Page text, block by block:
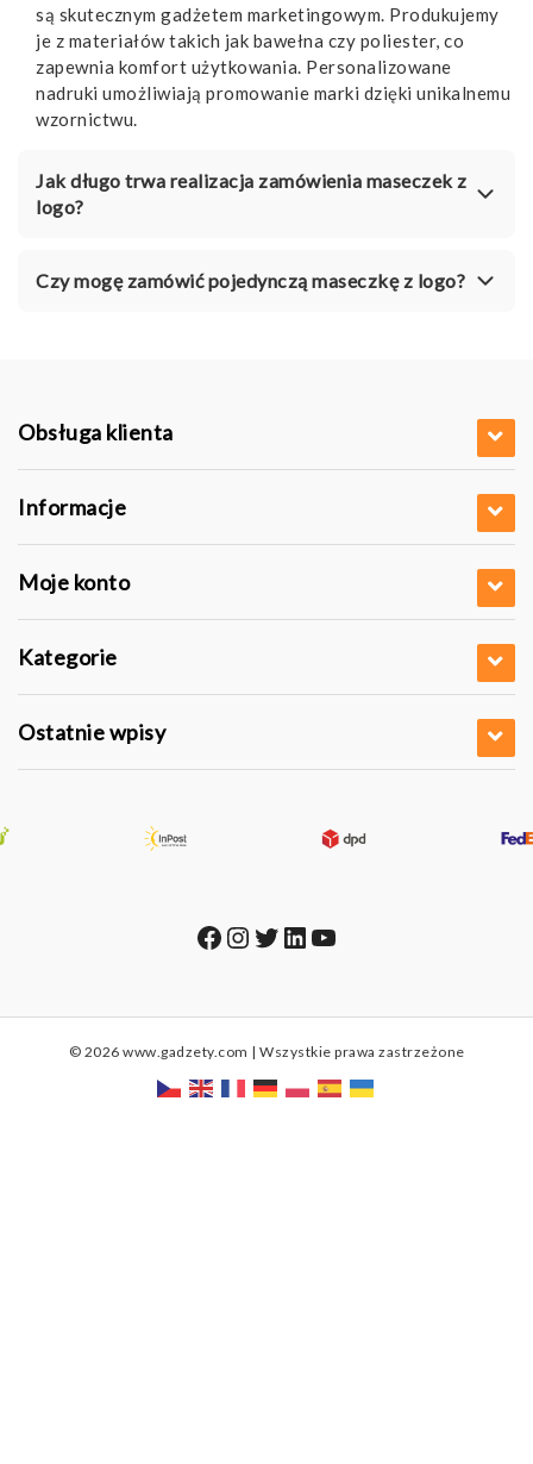
są skutecznym gadżetem marketingowym. Produkujemy
je z materiałów takich jak bawełna czy poliester, co
zapewnia komfort użytkowania. Personalizowane
nadruki umożliwiają promowanie marki dzięki unikalnemu
wzornictwu.
Jak długo trwa realizacja zamówienia maseczek z
logo?
Czy mogę zamówić pojedynczą maseczkę z logo?
Obsługa klienta
Informacje
Moje konto
Kategorie
Ostatnie wpisy
Facebook
Instagram
Twitter
LinkedIn
YouTube
© 2026 www.gadzety.com | Wszystkie prawa zastrzeżone